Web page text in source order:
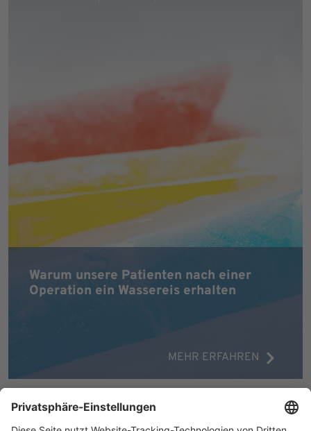
Warum unsere Patienten nach einer
Operation ein Wassereis erhalten
MEHR ERFAHREN
16.07.2026 Kliniken Orthopädie